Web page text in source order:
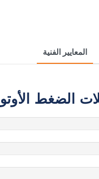
المعايير الفنية